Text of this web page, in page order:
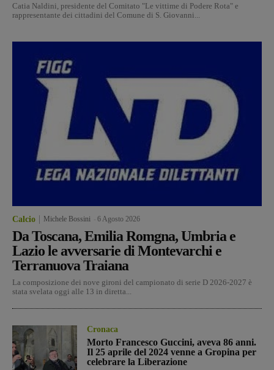
Catia Naldini, presidente del Comitato "Le vittime di Podere Rota" e
rappresentante dei cittadini del Comune di S. Giovanni...
Calcio Michele Bossini 6 Agosto 2026
Da Toscana, Emilia Romgna, Umbria e
Lazio le avversarie di Montevarchi e
Terranuova Traiana
La composizione dei nove gironi del campionato di serie D 2026-2027 è
stata svelata oggi alle 13 in diretta...
Cronaca
Morto Francesco Guccini, aveva 86 anni.
Il 25 aprile del 2024 venne a Gropina per
celebrare la Liberazione